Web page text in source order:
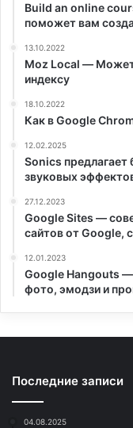
Build an online
поможет вам
13.10.2022
Moz Local — Может
индексу
18.10.2022
Как в Google
12.02.2025
Sonics предлагает
звуковых
27.12.2023
Google Sites —
сайтов от Google,
12.01.2023
Google Hangouts —
фото, эмодзи и
Последние записи
04.08.2025